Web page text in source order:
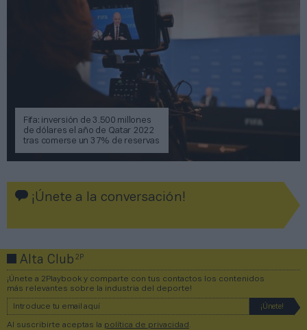
Fifa: inversión de 3.500 millones
de dólares el año de Qatar 2022
tras comerse un 37% de reservas
¡Únete a la conversación!
Alta Club2P
¡Únete a 2Playbook y comparte con tus contactos los contenidos
más relevantes sobre la industria del deporte!
Al suscribirte aceptas la política de privacidad